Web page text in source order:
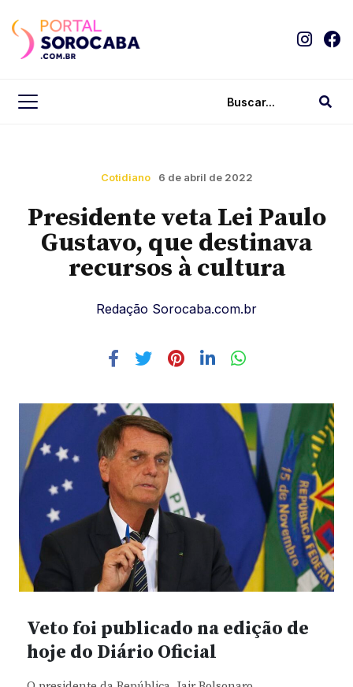
Cotidiano 6 de abril de 2022
Presidente veta Lei Paulo
Gustavo, que destinava
recursos à cultura
Redação Sorocaba.com.br
Veto foi publicado na edição de
hoje do Diário Oficial